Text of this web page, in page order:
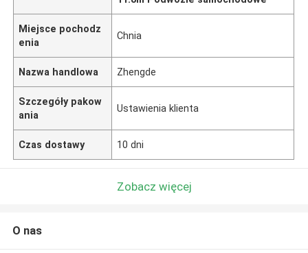
Miejsce pochodz
enia
Chnia
Nazwa handlowa Zhengde
Szczegóły pakow
ania
Ustawienia klienta
Czas dostawy 10 dni
Zobacz więcej
O nas